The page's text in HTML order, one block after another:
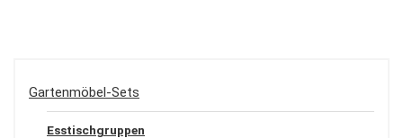
Gartenmöbel-Sets
Esstischgruppen